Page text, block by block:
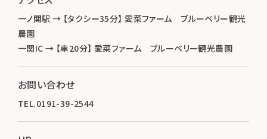
一ノ関駅 → 【タクシー35分】 愛菜ファーム ブルーベリー観光
農園
一関IC → 【車20分】 愛菜ファーム ブルーベリー観光農園
お問い合わせ
TEL.0191-39-2544